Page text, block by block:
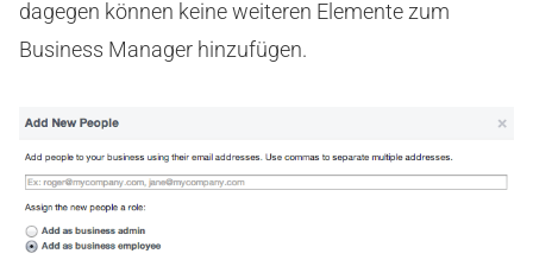
dagegen können keine weiteren Elemente zum
Business Manager hinzufügen.